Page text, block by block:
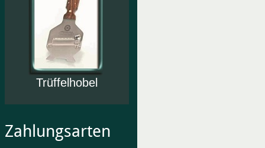
Trüffelhobel
Zahlungsarten